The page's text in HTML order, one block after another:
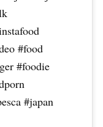
#food
#foodie
#japan